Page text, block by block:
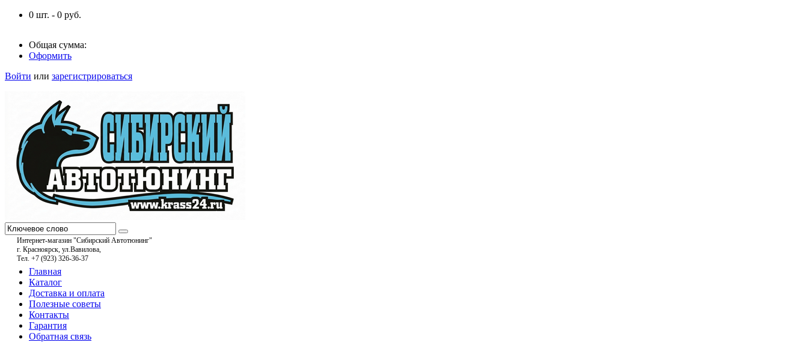
0 шт. - 0 руб.
Общая сумма:
Оформить
Войти или зарегистрироваться
Интернет-магазин "Сибирский Автотюнинг"
г. Красноярск, ул.Вавилова,
Тел. +7 (923) 326-36-37
Главная
Каталог
Доставка и оплата
Полезные советы
Контакты
Гарантия
Обратная связь